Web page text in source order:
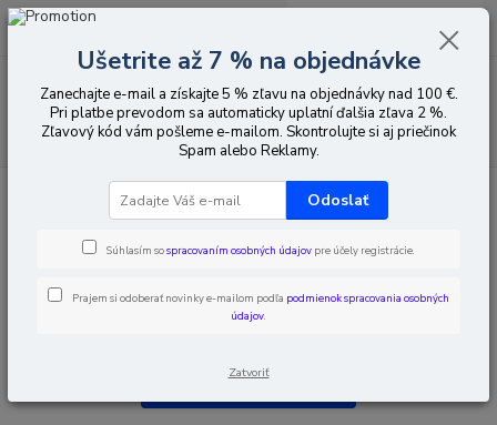
Hľadať
0,00 EUR
Káble, zásuvky, zástrčky Konektory
RJ zástrčky
Priechodky a spojky
Priechodky a spojky
Ušetrite až 7 % na objednávke
Zanechajte e-mail a získajte 5 % zľavu na objednávky nad 100 €.
Pri platbe prevodom sa automaticky uplatní ďalšia zľava 2 %.
Zľavový kód vám pošleme e-mailom. Skontrolujte si aj priečinok
Spam alebo Reklamy.
Odoslať
Súhlasím sospracovaním osobných údajov pre účely registrácie.
Prajem si odoberať novinky e-mailom podľa podmienok spracovania osobných
údajov.
Zatvoriť